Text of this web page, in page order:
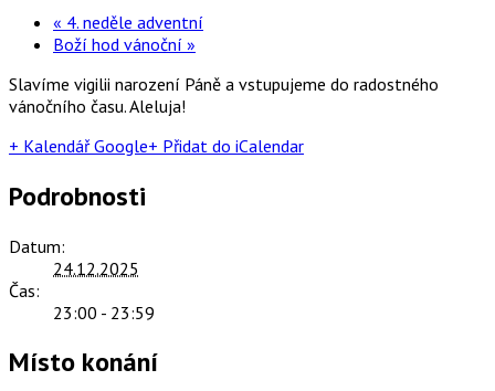
« 4. neděle adventní
Boží hod vánoční »
Slavíme vigilii narození Páně a vstupujeme do radostného
vánočního času. Aleluja!
+ Kalendář Google+ Přidat do iCalendar
Podrobnosti
Datum:
24.12.2025
Čas:
23:00 - 23:59
Místo konání